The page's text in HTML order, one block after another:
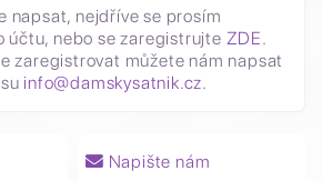
napsat, nejdříve se prosím
účtu, nebo se zaregistrujte ZDE.
zaregistrovat můžete nám napsat
info@damskysatnik.cz.
Napište nám